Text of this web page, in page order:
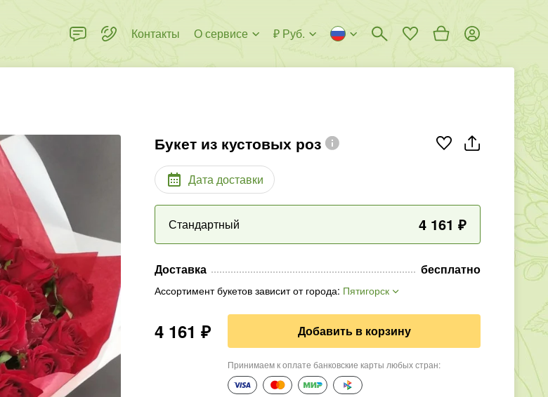
Контакты О сервисе ₽ Руб.
Букет из кустовых роз
Дата доставки
Стандартный 4 161 ₽
Доставка бесплатно
Ассортимент букетов зависит от города: Пятигорск
4 161 ₽ Добавить в корзину
Принимаем к оплате банковские карты любых стран: